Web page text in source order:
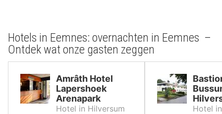
Hotels in Eemnes: overnachten in Eemnes –
Ontdek wat onze gasten zeggen
Amrâth Hotel
Lapershoek
Arenapark
Hotel in Hilversum
Hotel